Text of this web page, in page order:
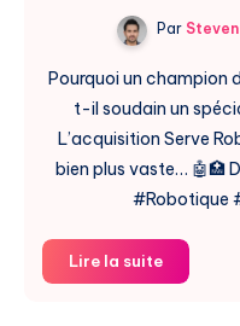
Par
Pourquoi un champion
t-il soudain un
L’acquisition Serve
bien plus vaste… 🤖🏥
#Robotique
Lire la suiteServe
Robotics